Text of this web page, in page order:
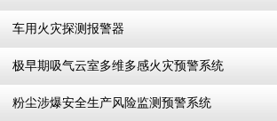
车用火灾探测报警器
极早期吸气云室多维多感火灾预警系统
粉尘涉爆安全生产风险监测预警系统